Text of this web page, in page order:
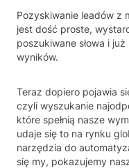
Pozyskiwanie leadów z
jest dość proste,
poszukiwane słowa i
wyników.
Teraz dopiero pojawia
czyli wyszukanie
które spełnią nasze
udaje się to na rynku
narzędzia do
się my, pokazujemy